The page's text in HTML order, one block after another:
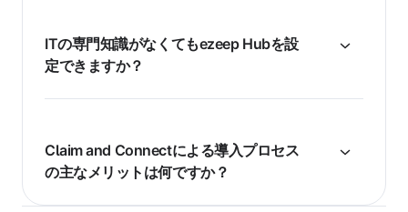
ITの専門知識がなくてもezeep Hubを設
定できますか？
Claim and Connectによる導入プロセス
の主なメリットは何ですか？